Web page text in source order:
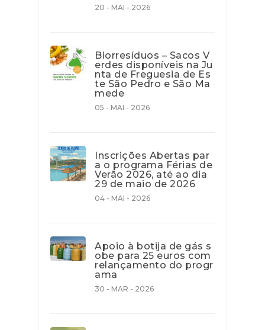
20 - MAI - 2026
Biorresíduos – Sacos V
erdes disponíveis na Ju
nta de Freguesia de Es
te São Pedro e São Ma
mede
05 - MAI - 2026
Inscrições Abertas par
a o programa Férias de
Verão 2026, até ao dia
29 de maio de 2026
04 - MAI - 2026
Apoio à botija de gás s
obe para 25 euros com
relançamento do progr
ama
30 - MAR - 2026